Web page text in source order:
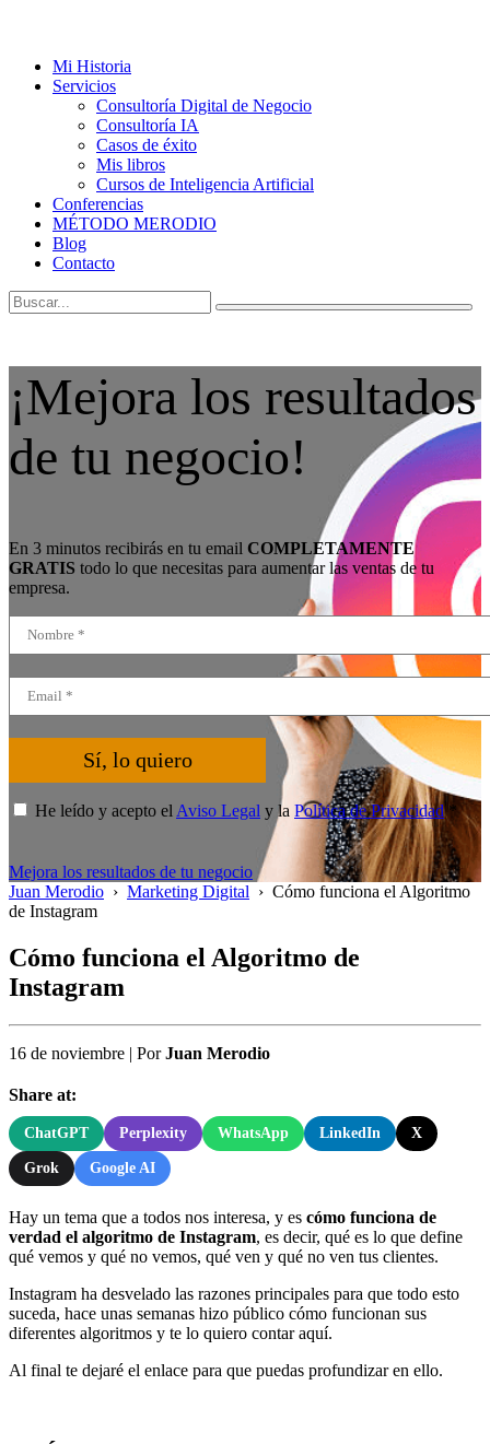
Mi Historia
Servicios
Consultoría Digital de Negocio
Consultoría IA
Casos de éxito
Mis libros
Cursos de Inteligencia Artificial
Conferencias
MÉTODO MERODIO
Blog
Contacto
¡Mejora los resultados
de tu negocio!
En 3 minutos recibirás en tu email COMPLETAMENTE
GRATIS todo lo que necesitas para aumentar las ventas de tu
empresa.
Sí, lo quiero
He leído y acepto el Aviso Legal y la Política de Privacidad*
Mejora los resultados de tu negocio
Juan Merodio › Marketing Digital › Cómo funciona el Algoritmo
de Instagram
Cómo funciona el Algoritmo de
Instagram
16 de noviembre | PorJuan Merodio
Share at:
ChatGPT Perplexity WhatsApp LinkedIn X
Grok Google AI
Hay un tema que a todos nos interesa, y es cómo funciona de
verdad el algoritmo de Instagram, es decir, qué es lo que define
qué vemos y qué no vemos, qué ven y qué no ven tus clientes.
Instagram ha desvelado las razones principales para que todo esto
suceda, hace unas semanas hizo público cómo funcionan sus
diferentes algoritmos y te lo quiero contar aquí.
Al final te dejaré el enlace para que puedas profundizar en ello.